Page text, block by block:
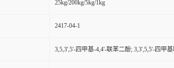
25kg/200kg/5kg/1kg
2417-04-1
3,5,3',5'-四甲基-4,4'-联苯二酚; 3,3',5,5'-四甲